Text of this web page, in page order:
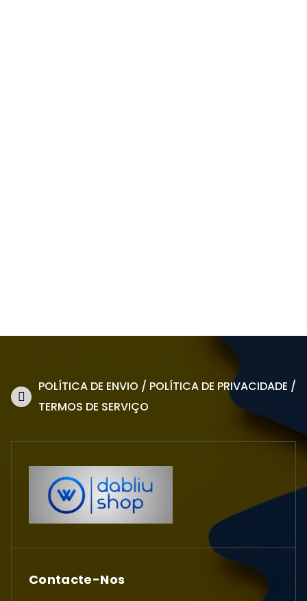
POLÍTICA DE ENVIO / POLÍTICA DE PRIVACIDADE /
TERMOS DE SERVIÇO
Contacte-Nos